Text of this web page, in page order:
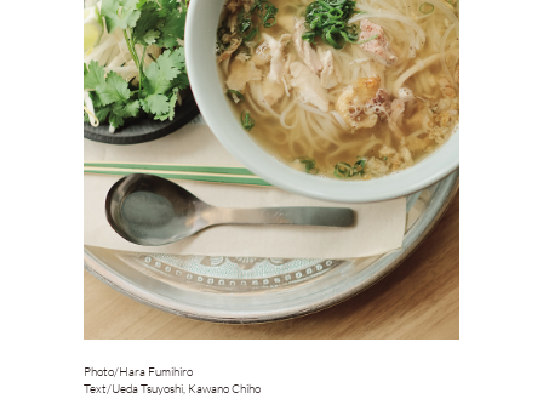
Photo/Hara Fumihiro
Text/Ueda Tsuyoshi, Kawano Chiho